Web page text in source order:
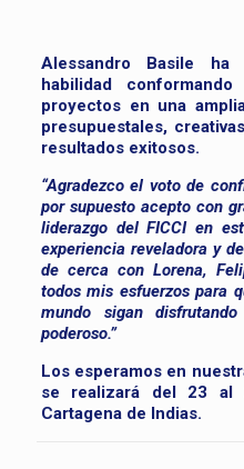
Alessandro Basile ha
habilidad
proyectos en una
presupuestales,
resultados exitosos.
“Agradezco el voto de
por supuesto acepto con
liderazgo del FICCI en
experiencia reveladora y
de cerca con Lorena,
todos mis esfuerzos para
mundo sigan
poderoso.”
Los esperamos en
se realizará del 23
Cartagena de Indias.